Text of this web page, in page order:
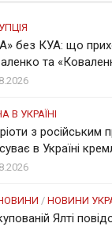
без КУА: що
та
В УКРАЇНІ
з російським
в Україні
/ НОВИНИ
Ялті